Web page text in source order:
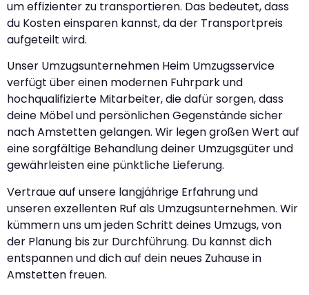
um effizienter zu transportieren. Das bedeutet, dass
du Kosten einsparen kannst, da der Transportpreis
aufgeteilt wird.
Unser Umzugsunternehmen Heim Umzugsservice
verfügt über einen modernen Fuhrpark und
hochqualifizierte Mitarbeiter, die dafür sorgen, dass
deine Möbel und persönlichen Gegenstände sicher
nach Amstetten gelangen. Wir legen großen Wert auf
eine sorgfältige Behandlung deiner Umzugsgüter und
gewährleisten eine pünktliche Lieferung.
Vertraue auf unsere langjährige Erfahrung und
unseren exzellenten Ruf als Umzugsunternehmen. Wir
kümmern uns um jeden Schritt deines Umzugs, von
der Planung bis zur Durchführung. Du kannst dich
entspannen und dich auf dein neues Zuhause in
Amstetten freuen.